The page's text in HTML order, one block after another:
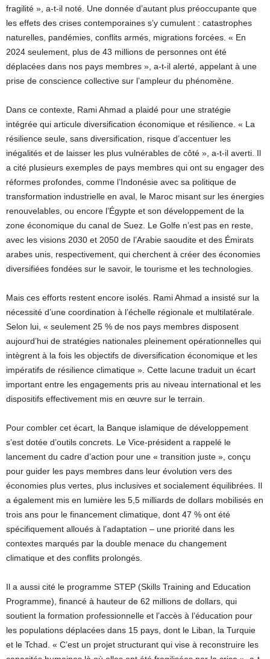
fragilité », a-t-il noté. Une donnée d’autant plus préoccupante que
les effets des crises contemporaines s’y cumulent : catastrophes
naturelles, pandémies, conflits armés, migrations forcées. « En
2024 seulement, plus de 43 millions de personnes ont été
déplacées dans nos pays membres », a-t-il alerté, appelant à une
prise de conscience collective sur l’ampleur du phénomène.
Dans ce contexte, Rami Ahmad a plaidé pour une stratégie
intégrée qui articule diversification économique et résilience. « La
résilience seule, sans diversification, risque d’accentuer les
inégalités et de laisser les plus vulnérables de côté », a-t-il averti. Il
a cité plusieurs exemples de pays membres qui ont su engager des
réformes profondes, comme l’Indonésie avec sa politique de
transformation industrielle en aval, le Maroc misant sur les énergies
renouvelables, ou encore l’Égypte et son développement de la
zone économique du canal de Suez. Le Golfe n’est pas en reste,
avec les visions 2030 et 2050 de l’Arabie saoudite et des Émirats
arabes unis, respectivement, qui cherchent à créer des économies
diversifiées fondées sur le savoir, le tourisme et les technologies.
Mais ces efforts restent encore isolés. Rami Ahmad a insisté sur la
nécessité d’une coordination à l’échelle régionale et multilatérale.
Selon lui, « seulement 25 % de nos pays membres disposent
aujourd’hui de stratégies nationales pleinement opérationnelles qui
intègrent à la fois les objectifs de diversification économique et les
impératifs de résilience climatique ». Cette lacune traduit un écart
important entre les engagements pris au niveau international et les
dispositifs effectivement mis en œuvre sur le terrain.
Pour combler cet écart, la Banque islamique de développement
s’est dotée d’outils concrets. Le Vice-président a rappelé le
lancement du cadre d’action pour une « transition juste », conçu
pour guider les pays membres dans leur évolution vers des
économies plus vertes, plus inclusives et socialement équilibrées. Il
a également mis en lumière les 5,5 milliards de dollars mobilisés en
trois ans pour le financement climatique, dont 47 % ont été
spécifiquement alloués à l’adaptation – une priorité dans les
contextes marqués par la double menace du changement
climatique et des conflits prolongés.
Il a aussi cité le programme STEP (Skills Training and Education
Programme), financé à hauteur de 62 millions de dollars, qui
soutient la formation professionnelle et l’accès à l’éducation pour
les populations déplacées dans 15 pays, dont le Liban, la Turquie
et le Tchad. « C’est un projet structurant qui vise à reconstruire les